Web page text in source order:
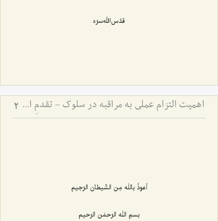
قدّس‌الله‌سرّه
اهمیت التزام عملی به مراقبه در سلوک - تقدمِ اخلاق و دستورات عملی بر ذکر، و مضرّات اینترنت 2
أعوذُ باللَه مِن الشّیطان الرّجیم
بسمِ اللَه الرّحمٰن الرّحیم